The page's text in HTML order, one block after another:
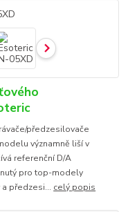
předzesilovače
významně liší v
referenční D/A
pro top-modely
předzesi... celý popis